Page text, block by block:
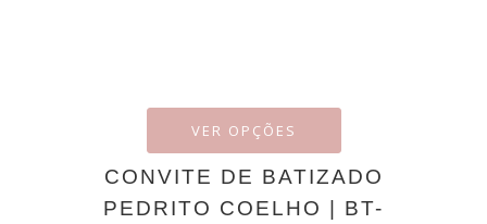
VER OPÇÕES
CONVITE DE BATIZADO
PEDRITO COELHO | BT-